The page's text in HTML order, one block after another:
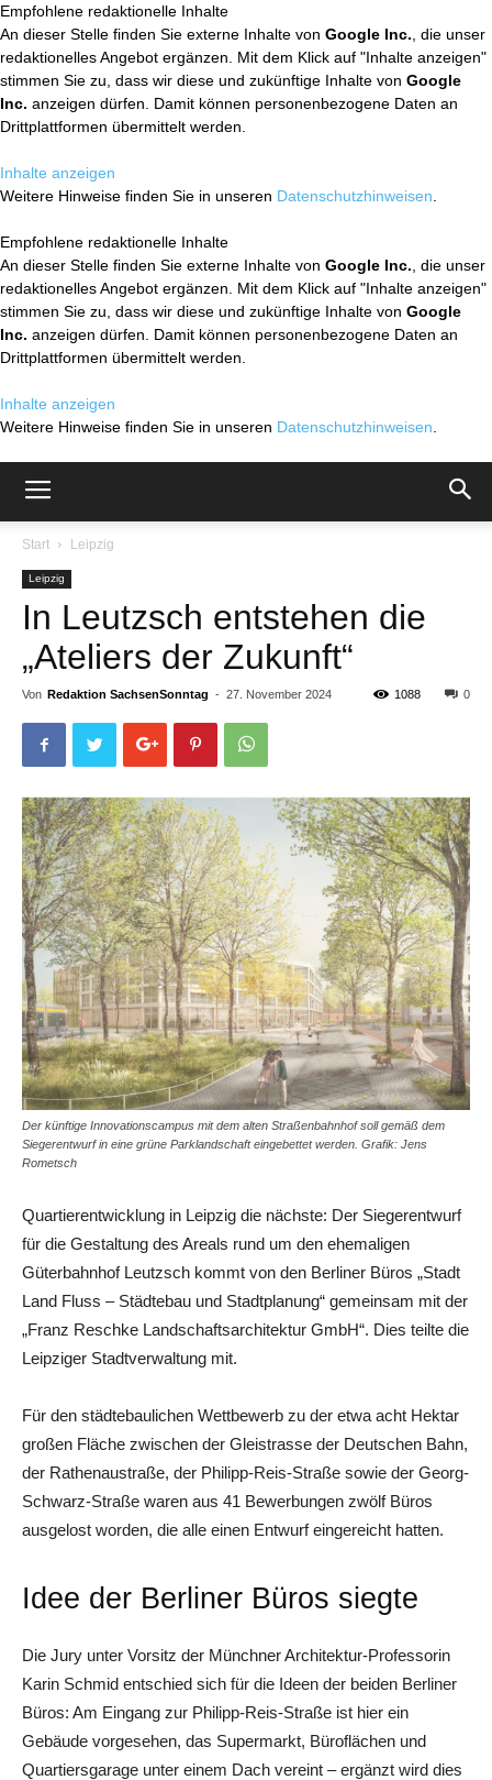
Empfohlene redaktionelle Inhalte
An dieser Stelle finden Sie externe Inhalte von Google Inc. , die unser
redaktionelles Angebot ergänzen. Mit dem Klick auf "Inhalte anzeigen"
stimmen Sie zu, dass wir diese und zukünftige Inhalte von Google
Inc. anzeigen dürfen. Damit können personenbezogene Daten an
Drittplattformen übermittelt werden.
Inhalte anzeigen
Weitere Hinweise finden Sie in unseren Datenschutzhinweisen
Empfohlene redaktionelle Inhalte
An dieser Stelle finden Sie externe Inhalte von Google Inc. , die unser
redaktionelles Angebot ergänzen. Mit dem Klick auf "Inhalte anzeigen"
stimmen Sie zu, dass wir diese und zukünftige Inhalte von Google
Inc. anzeigen dürfen. Damit können personenbezogene Daten an
Drittplattformen übermittelt werden.
Inhalte anzeigen
Weitere Hinweise finden Sie in unseren Datenschutzhinweisen
Start Leipzig
Leipzig
In Leutzsch entstehen die
„Ateliers der Zukunft“
Von Redaktion SachsenSonntag - 27. November 2024 0
1088
Der künftige Innovationscampus mit dem alten Straßenbahnhof soll gemäß dem
Siegerentwurf in eine grüne Parklandschaft eingebettet werden. Grafik: Jens
Rometsch
Quartierentwicklung in Leipzig die nächste: Der Siegerentwurf
für die Gestaltung des Areals rund um den ehemaligen
Güterbahnhof Leutzsch kommt von den Berliner Büros „Stadt
Land Fluss – Städtebau und Stadtplanung“ gemeinsam mit der
„Franz Reschke Landschaftsarchitektur GmbH“. Dies teilte die
Leipziger Stadtverwaltung mit.
Für den städtebaulichen Wettbewerb zu der etwa acht Hektar
großen Fläche zwischen der Gleistrasse der Deutschen Bahn,
der Rathenaustraße, der Philipp-Reis-Straße sowie der Georg-
Schwarz-Straße waren aus 41 Bewerbungen zwölf Büros
ausgelost worden, die alle einen Entwurf eingereicht hatten.
Idee der Berliner Büros siegte
Die Jury unter Vorsitz der Münchner Architektur-Professorin
Karin Schmid entschied sich für die Ideen der beiden Berliner
Büros: Am Eingang zur Philipp-Reis-Straße ist hier ein
Gebäude vorgesehen, das Supermarkt, Büroflächen und
Quartiersgarage unter einem Dach vereint – ergänzt wird dies